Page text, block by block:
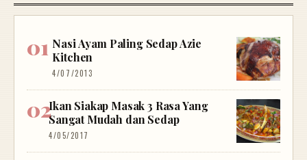
Nasi Ayam Paling Sedap Azie
Kitchen
4/07/2013
Ikan Siakap Masak 3 Rasa Yang
Sangat Mudah dan Sedap
4/05/2017